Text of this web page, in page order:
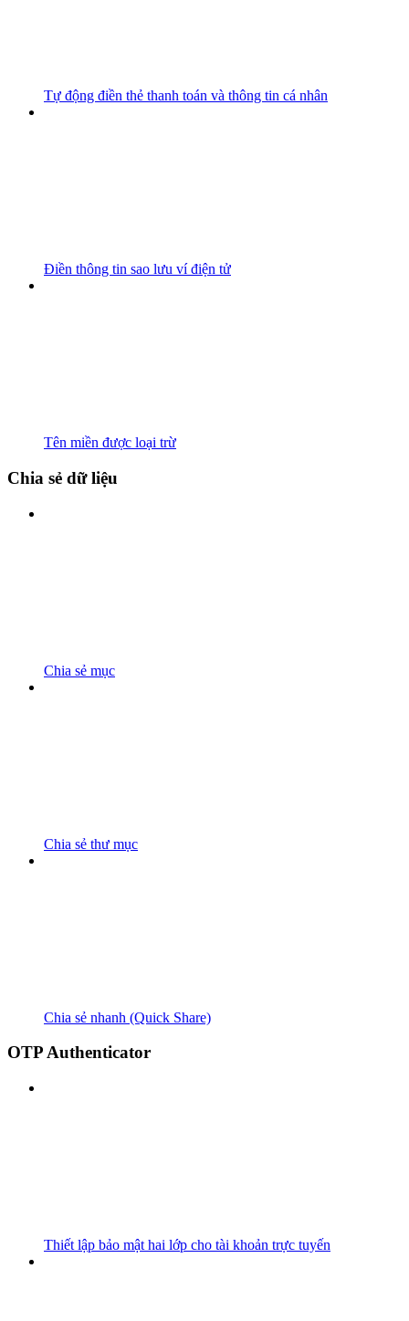
Tự động điền thẻ thanh toán và thông tin cá nhân
Điền thông tin sao lưu ví điện tử
Tên miền được loại trừ
Chia sẻ dữ liệu
Chia sẻ mục
Chia sẻ thư mục
Chia sẻ nhanh (Quick Share)
OTP Authenticator
Thiết lập bảo mật hai lớp cho tài khoản trực tuyến